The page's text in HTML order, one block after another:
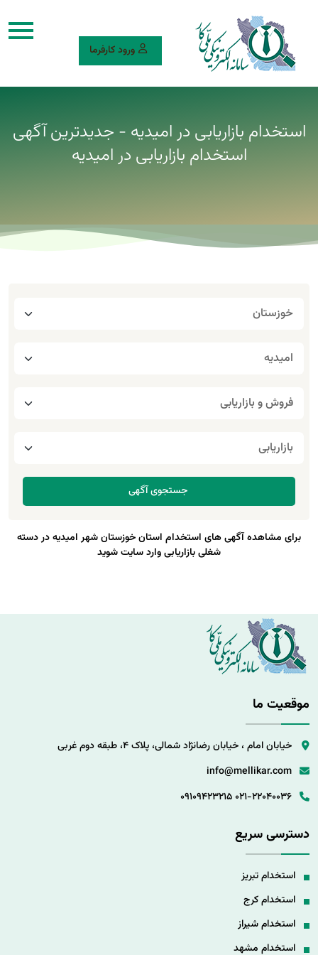
ورود کارفرما
استخدام بازاریابی در امیدیه - جدیدترین آگهی
استخدام بازاریابی در امیدیه
برای مشاهده آگهی های استخدام استان خوزستان شهر امیدیه در دسته
شغلی بازاریابی وارد سایت شوید
موقعیت ما
خیابان امام ، خیابان رضانژاد شمالی، پلاک 4، طبقه دوم غربی
info@mellikar.com
021-22040036
09109423215
دسترسی سریع
استخدام تبریز
استخدام کرج
استخدام شیراز
استخدام مشهد